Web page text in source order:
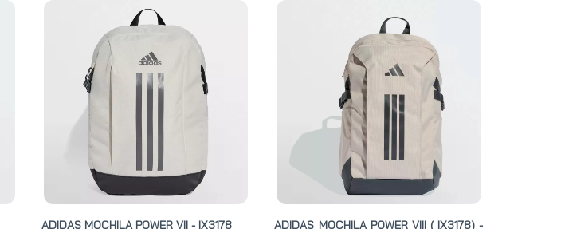
ADIDAS MOCHILA POWER VII - IX3178
ADIDAS MOCHILA POWER VIII ( IX3178) -